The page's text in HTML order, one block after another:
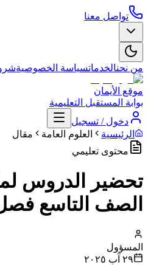
تواصل معنا
من نحنالخدماتسياسة الخصوصية
موقع الأيمان
بوابة المستقبل التعليمية
دخول / تسجيل
الرئيسية
العلوم العامة
مقال
محتوى تعليمي
تحضير الدروس
الصف التاسع
المسؤول
٢٩ آب ٢٠٢٥